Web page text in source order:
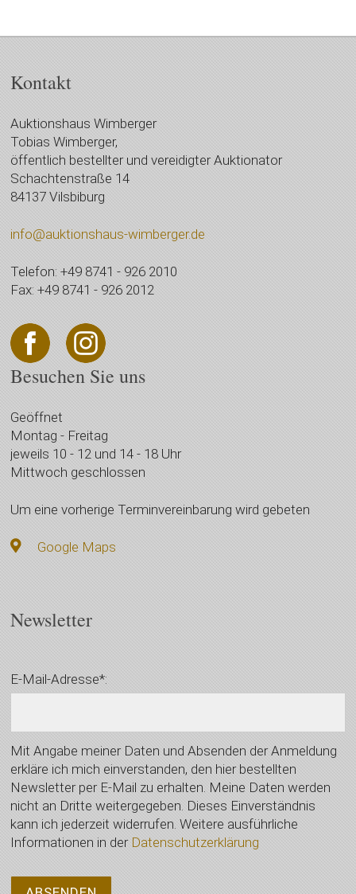
Kontakt
Auktionshaus Wimberger
Tobias Wimberger,
öffentlich bestellter und vereidigter Auktionator
Schachtenstraße 14
84137 Vilsbiburg
info@auktionshaus-wimberger.de
Telefon: +49 8741 - 926 2010
Fax: +49 8741 - 926 2012
Besuchen Sie uns
Geöffnet
Montag - Freitag
jeweils 10 - 12 und 14 - 18 Uhr
Mittwoch geschlossen
Um eine vorherige Terminvereinbarung wird gebeten
Google Maps
Newsletter
E-Mail-Adresse*:
Mit Angabe meiner Daten und Absenden der Anmeldung
erkläre ich mich einverstanden, den hier bestellten
Newsletter per E-Mail zu erhalten. Meine Daten werden
nicht an Dritte weitergegeben. Dieses Einverständnis
kann ich jederzeit widerrufen. Weitere ausführliche
Informationen in der Datenschutzerklärung